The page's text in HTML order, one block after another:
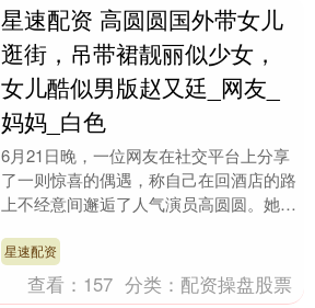
星速配资 高圆圆国外带女儿
逛街，吊带裙靓丽似少女，
女儿酷似男版赵又廷_网友_
妈妈_白色
6月21日晚，一位网友在社交平台上分享
了一则惊喜的偶遇，称自己在回酒店的路
上不经意间邂逅了人气演员高圆圆。她的
街头的一道风景....
星速配资
查看： 157 分类： 配资操盘股票